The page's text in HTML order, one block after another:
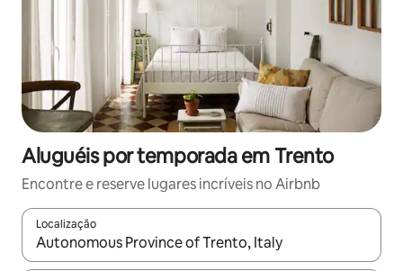
Aluguéis por temporada em Trento
Encontre e reserve lugares incríveis no Airbnb
Localização
Quando os resultados estiverem disponíveis, explore-os